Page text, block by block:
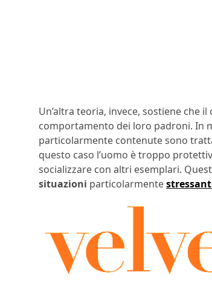
Un’altra teoria, invece, sostiene che
comportamento dei loro padroni. In
particolarmente contenute sono
questo caso l’uomo è troppo
socializzare con altri esemplari.
situazioni particolarmente